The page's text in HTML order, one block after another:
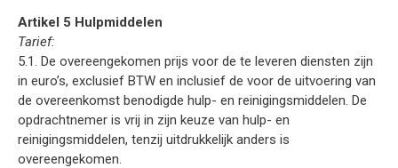
Artikel 5 Hulpmiddelen
Tarief:
5.1. De overeengekomen prijs voor de te leveren diensten zijn
in euro’s, exclusief BTW en inclusief de voor de uitvoering van
de overeenkomst benodigde hulp- en reinigingsmiddelen. De
opdrachtnemer is vrij in zijn keuze van hulp- en
reinigingsmiddelen, tenzij uitdrukkelijk anders is
overeengekomen.